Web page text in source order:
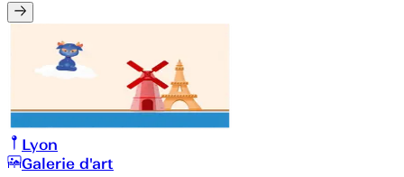
Lyon
Galerie d'art